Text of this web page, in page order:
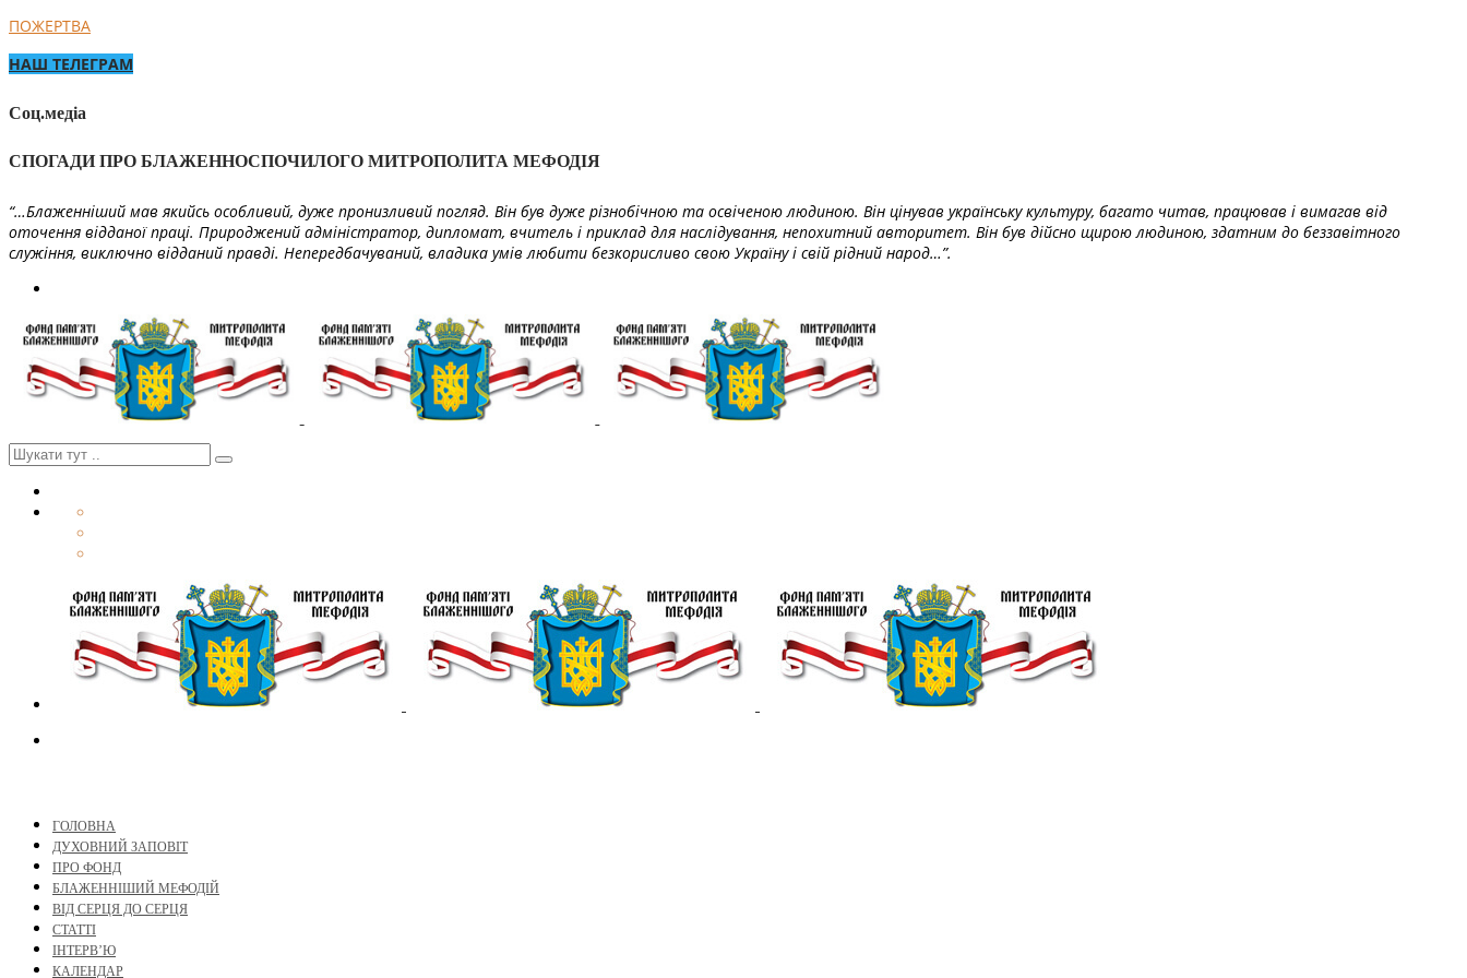
ПОЖЕРТВА
НАШ ТЕЛЕГРАМ
Соц.медіа
СПОГАДИ ПРО БЛАЖЕННОСПОЧИЛОГО МИТРОПОЛИТА МЕФОДІЯ
“…Блаженніший мав якийсь особливий, дуже пронизливий погляд. Він був дуже різнобічною та освіченою людиною. Він цінував українську культуру, багато читав, працював і вимагав від
оточення відданої праці. Природжений адміністратор, дипломат, вчитель і приклад для наслідування, непохитний авторитет. Він був дійсно щирою людиною, здатним до беззавітного
служіння, виключно відданий правді. Непередбачуваний, владика умів любити безкорисливо свою Україну і свій рідний народ…”.
ГОЛОВНА
ДУХОВНИЙ ЗАПОВІТ
ПРО ФОНД
БЛАЖЕННІШИЙ МЕФОДІЙ
ВІД СЕРЦЯ ДО СЕРЦЯ
СТАТТІ
ІНТЕРВ’Ю
КАЛЕНДАР